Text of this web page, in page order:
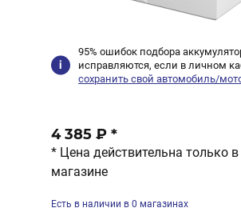
95% ошибок подбора
исправляются, если в личном
сохранить свой автомобиль/
4 385 ₽ *
* Цена действительна только в
магазине
Есть в наличии в 0 магазинах